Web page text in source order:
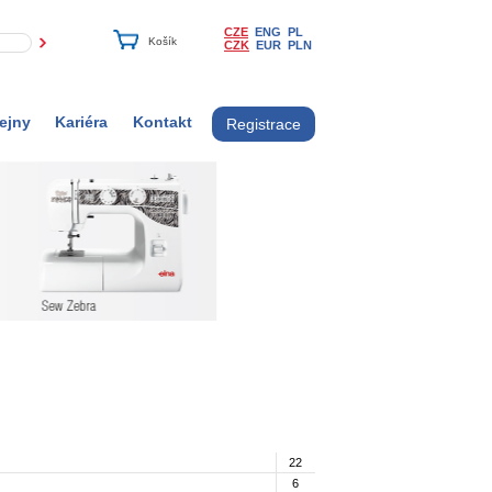
CZE ENG PL
CZK EUR PLN
Kariéra Kontakt Registrace
22
6